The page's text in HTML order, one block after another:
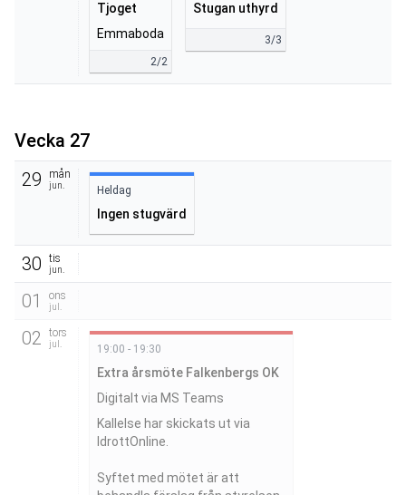
Tjoget
Emmaboda
2/2
Stugan uthyrd
3/3
Vecka 27
29
mån
jun. Heldag
Ingen stugvärd
30 tis
jun.
01 ons
jul.
02 tors
jul. 19:00 - 19:30
Extra årsmöte Falkenbergs OK
Digitalt via MS Teams
Kallelse har skickats ut via
IdrottOnline.
Syftet med mötet är att